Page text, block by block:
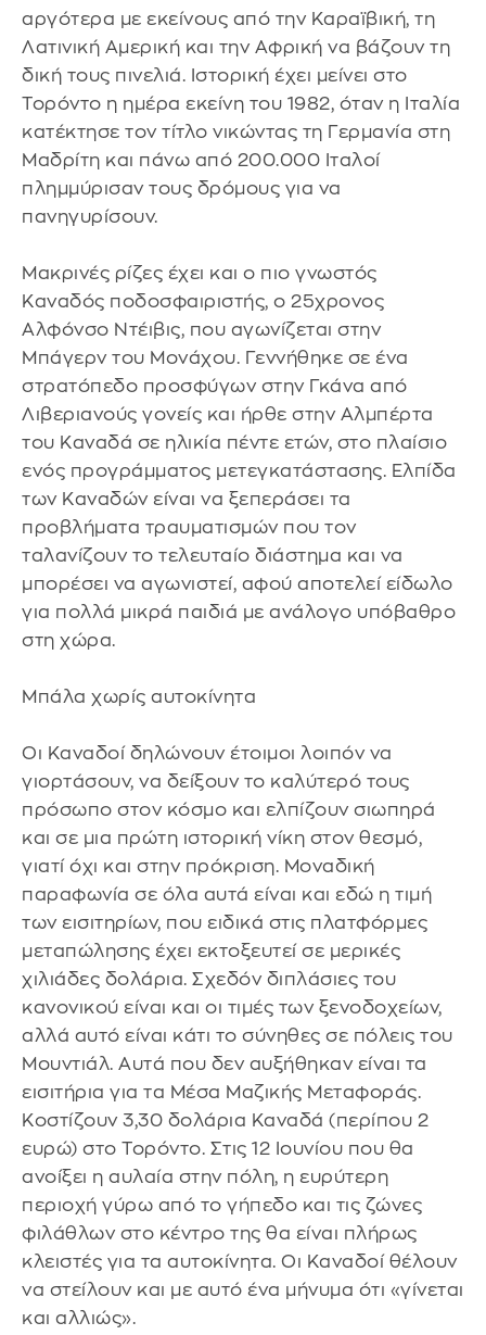
αργότερα με εκείνους από την Καραϊβική, τη
Λατινική Αμερική και την Αφρική να βάζουν τη
δική τους πινελιά. Ιστορική έχει μείνει στο
Τορόντο η ημέρα εκείνη του 1982, όταν η Ιταλία
κατέκτησε τον τίτλο νικώντας τη Γερμανία στη
Μαδρίτη και πάνω από 200.000 Ιταλοί
πλημμύρισαν τους δρόμους για να
πανηγυρίσουν.
Μακρινές ρίζες έχει και ο πιο γνωστός
Καναδός ποδοσφαιριστής, ο 25χρονος
Αλφόνσο Ντέιβις, που αγωνίζεται στην
Μπάγερν του Μονάχου. Γεννήθηκε σε ένα
στρατόπεδο προσφύγων στην Γκάνα από
Λιβεριανούς γονείς και ήρθε στην Αλμπέρτα
του Καναδά σε ηλικία πέντε ετών, στο πλαίσιο
ενός προγράμματος μετεγκατάστασης. Ελπίδα
των Καναδών είναι να ξεπεράσει τα
προβλήματα τραυματισμών που τον
ταλανίζουν το τελευταίο διάστημα και να
μπορέσει να αγωνιστεί, αφού αποτελεί είδωλο
για πολλά μικρά παιδιά με ανάλογο υπόβαθρο
στη χώρα.
Μπάλα χωρίς αυτοκίνητα
Οι Καναδοί δηλώνουν έτοιμοι λοιπόν να
γιορτάσουν, να δείξουν το καλύτερό τους
πρόσωπο στον κόσμο και ελπίζουν σιωπηρά
και σε μια πρώτη ιστορική νίκη στον θεσμό,
γιατί όχι και στην πρόκριση. Μοναδική
παραφωνία σε όλα αυτά είναι και εδώ η τιμή
των εισιτηρίων, που ειδικά στις πλατφόρμες
μεταπώλησης έχει εκτοξευτεί σε μερικές
χιλιάδες δολάρια. Σχεδόν διπλάσιες του
κανονικού είναι και οι τιμές των ξενοδοχείων,
αλλά αυτό είναι κάτι το σύνηθες σε πόλεις του
Μουντιάλ. Αυτά που δεν αυξήθηκαν είναι τα
εισιτήρια για τα Μέσα Μαζικής Μεταφοράς.
Κοστίζουν 3,30 δολάρια Καναδά (περίπου 2
ευρώ) στο Τορόντο. Στις 12 Ιουνίου που θα
ανοίξει η αυλαία στην πόλη, η ευρύτερη
περιοχή γύρω από το γήπεδο και τις ζώνες
φιλάθλων στο κέντρο της θα είναι πλήρως
κλειστές για τα αυτοκίνητα. Οι Καναδοί θέλουν
να στείλουν και με αυτό ένα μήνυμα ότι «γίνεται
και αλλιώς».